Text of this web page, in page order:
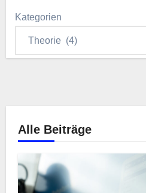
Kategorien
Alle Beiträge